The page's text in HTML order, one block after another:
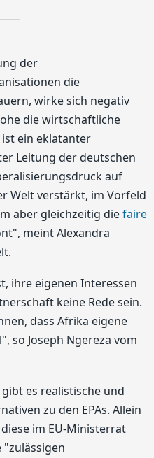
der
die
wirke sich negativ
die wirtschaftliche
ist ein eklatanter
Leitung der deutschen
auf
Welt verstärkt, im Vorfeld
aber gleichzeitig diefaire
meint Alexandra
ihre eigenen Interessen
keine Rede sein.
dass Afrika eigene
so Joseph Ngereza vom
es realistische und
zu den EPAs. Allein
im EU-Ministerrat
"zulässigen